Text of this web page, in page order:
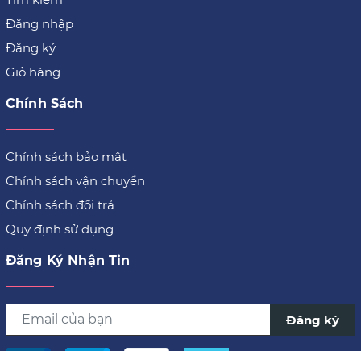
Đăng nhập
Đăng ký
Giỏ hàng
Chính Sách
Chính sách bảo mật
Chính sách vận chuyển
Chính sách đổi trả
Quy định sử dụng
Đăng Ký Nhận Tin
Đăng ký